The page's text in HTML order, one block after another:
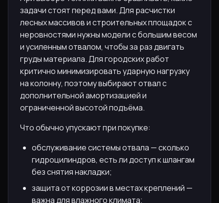
задачи стоят перед вами. Для расчистки
лесных массивов и строительных площадок с
неровностями нужны модели с большим весом
и усиленным отвалом, чтобы за раз двигать
груды материала. Для городских работ
критично минимизировать ударную нагрузку
на колонну, поэтому выбирают отвал с
дополнительной амортизацией и
ограниченной высотой подъёма.
Что обычно упускают при покупке:
обслуживание системы отвала — сколько
гидроцилиндров, есть ли доступ к шлангам
без снятия накладки;
защита от коррозии в местах креплений —
важна для влажного климата;